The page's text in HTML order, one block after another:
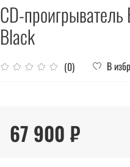
CD-
Black
(0) В
67 900 ₽